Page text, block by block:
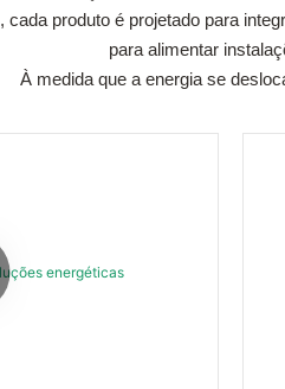
produto é projetado para
para alimentar
À medida que a energia se